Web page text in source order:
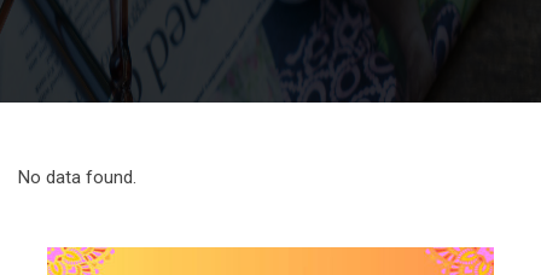
No data found.